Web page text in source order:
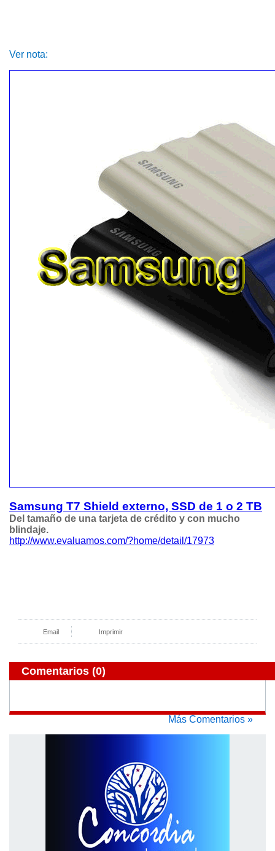
Ver nota:
Samsung T7 Shield externo, SSD de 1 o 2 TB
Del tamaño de una tarjeta de crédito y con mucho
blindaje.
http://www.evaluamos.com/?home/detail/17973
Email Imprimir
Comentarios (0)
Más Comentarios »